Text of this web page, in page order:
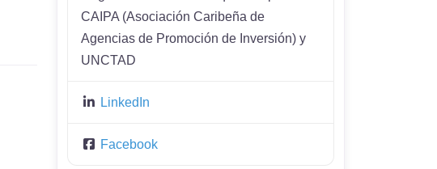
CAIPA (Asociación Caribeña de
Agencias de Promoción de Inversión) y
UNCTAD
LinkedIn
Facebook